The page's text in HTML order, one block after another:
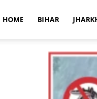
HOME BIHAR